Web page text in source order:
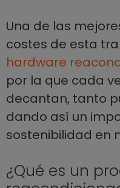
Una de las
costes de esta
hardware
por la que cada
decantan, tanto
dando así un
sostenibilidad en
¿Qué es un